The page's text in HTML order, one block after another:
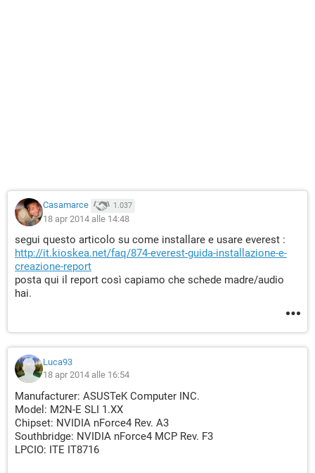
Casamarce 1.037
18 apr 2014 alle 14:48
segui questo articolo su come installare e usare everest :
http://it.kioskea.net/faq/874-everest-guida-installazione-e-
creazione-report
posta qui il report così capiamo che schede madre/audio
hai.
Luca93
18 apr 2014 alle 16:54
Manufacturer: ASUSTeK Computer INC.
Model: M2N-E SLI 1.XX
Chipset: NVIDIA nForce4 Rev. A3
Southbridge: NVIDIA nForce4 MCP Rev. F3
LPCIO: ITE IT8716